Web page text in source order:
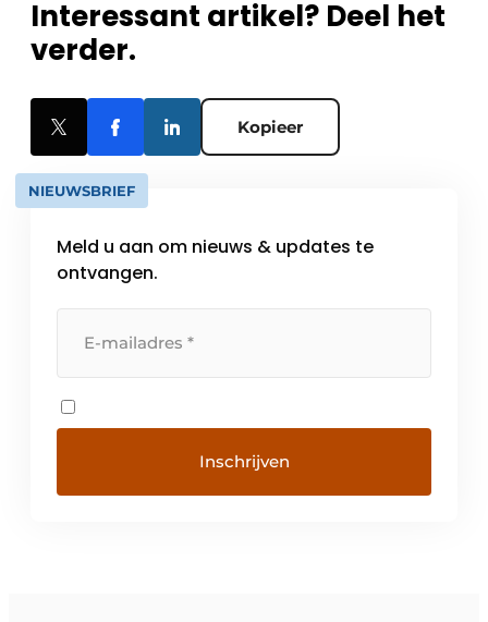
Interessant artikel? Deel het
verder.
Kopieer
NIEUWSBRIEF
Meld u aan om nieuws & updates te
ontvangen.